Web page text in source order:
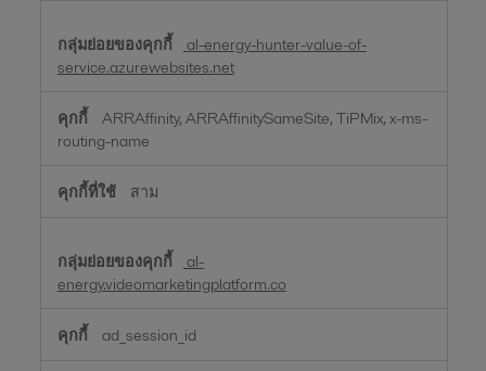
al-energy-hunter-value-of-
service.azurewebsites.net
ARRAffinity, ARRAffinitySameSite, TiPMix, x-ms-
routing-name
สาม
al-
energy.videomarketingplatform.co
ad_session_id